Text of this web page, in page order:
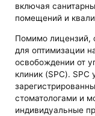
включая
помещений и
Помимо лицензий,
для оптимизации
освобождении от
клиник (SPC).
стоматологами и
индивидуальные